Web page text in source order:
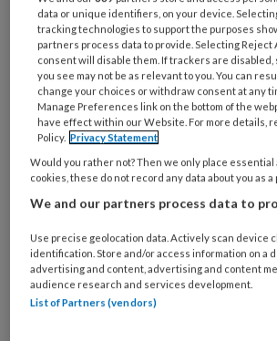
Verdieping
Branche
Omgaan met cliënten
PR
Praktijkvoering
Samenwerking
Wet- en regelgeving
data or unique identifiers, on your device.
tracking technologies to support the purposes
partners process data to provide. Selecting
consent will disable them. If trackers are disabled,
you see may not be as relevant to you. You can
change your choices or withdraw consent at any
Manage Preferences link on the bottom of the
have effect within our Website. For more details,
Policy. Privacy Statement
Would you rather not? Then we only place
cookies, these do not record any data about you as a
We and our partners process data to
Use precise geolocation data. Actively scan device
identification. Store and/or access information on a
advertising and content, advertising and content
audience research and services development.
List of Partners (vendors)